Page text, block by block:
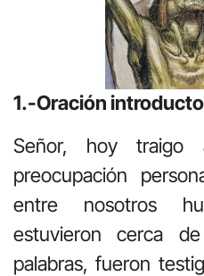
1.-Oración
Señor, hoy
preocupación
entre nosotros
estuvieron cerca
palabras, fueron